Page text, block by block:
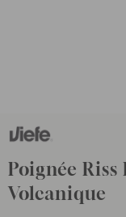
Poignée
Volcanique